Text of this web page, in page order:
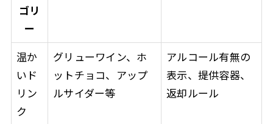
ゴリ
ー
温か
いド
リン
ク
グリューワイン、ホ
ットチョコ、アップ
ルサイダー等
アルコール有無の
表示、提供容器、
返却ルール